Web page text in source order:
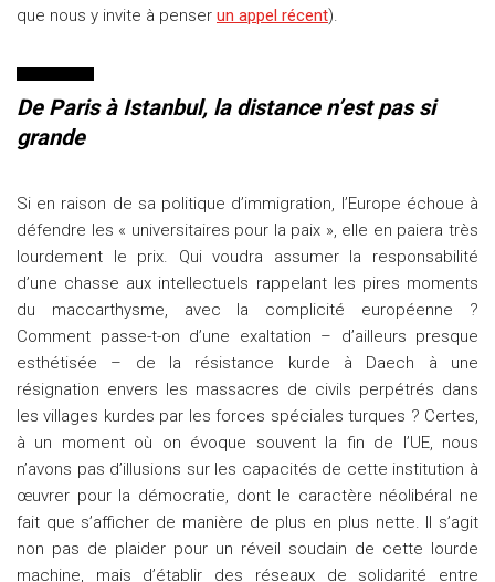
que nous y invite à penser un appel récent).
De Paris à Istanbul, la distance n’est pas si
grande
Si en raison de sa politique d’immigration, l’Europe échoue à
défendre les « universitaires pour la paix », elle en paiera très
lourdement le prix. Qui voudra assumer la responsabilité
d’une chasse aux intellectuels rappelant les pires moments
du maccarthysme, avec la complicité européenne ?
Comment passe-t-on d’une exaltation – d’ailleurs presque
esthétisée – de la résistance kurde à Daech à une
résignation envers les massacres de civils perpétrés dans
les villages kurdes par les forces spéciales turques ? Certes,
à un moment où on évoque souvent la fin de l’UE, nous
n’avons pas d’illusions sur les capacités de cette institution à
œuvrer pour la démocratie, dont le caractère néolibéral ne
fait que s’afficher de manière de plus en plus nette. Il s’agit
non pas de plaider pour un réveil soudain de cette lourde
machine, mais d’établir des réseaux de solidarité entre